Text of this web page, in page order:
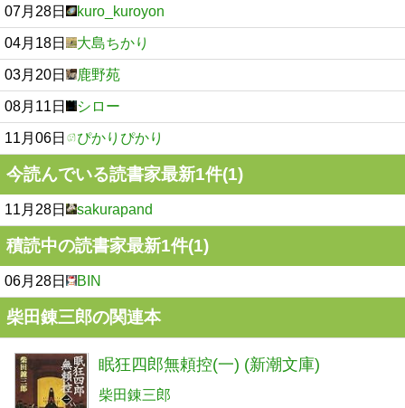
07月28日 kuro_kuroyon
04月18日 大島ちかり
03月20日 鹿野苑
08月11日 シロー
11月06日 ぴかりぴかり
今読んでいる読書家最新1件(1)
11月28日 sakurapand
積読中の読書家最新1件(1)
06月28日 BIN
柴田錬三郎の関連本
眠狂四郎無頼控(一) (新潮文庫)
柴田錬三郎